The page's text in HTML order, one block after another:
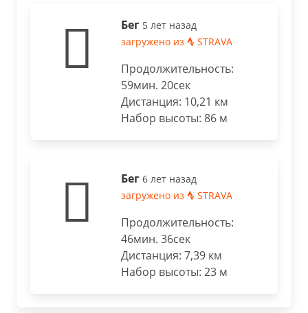
Бег 5 лет назад
загружено из
STRAVA
Продолжительность:
59мин. 20сек
Дистанция: 10,21 км
Набор высоты: 86 м
Бег 6 лет назад
загружено из
STRAVA
Продолжительность:
46мин. 36сек
Дистанция: 7,39 км
Набор высоты: 23 м